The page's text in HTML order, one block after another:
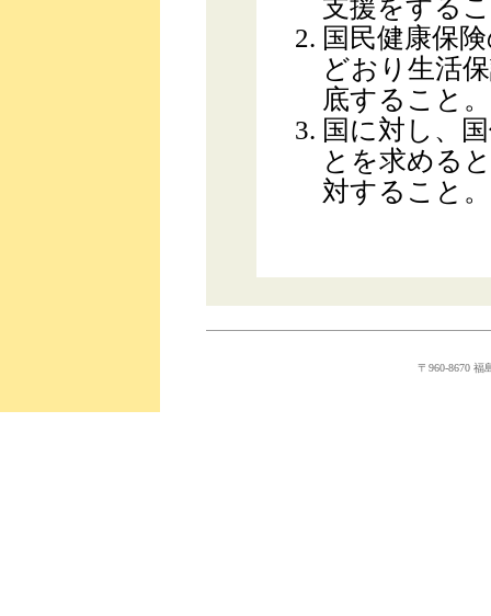
支援をする
国民健康保
どおり生活
底すること。
国に対し、
とを求める
対すること。
〒960-8670 福